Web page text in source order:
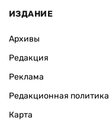
ИЗДАНИЕ
Архивы
Редакция
Реклама
Редакционная политика
Карта